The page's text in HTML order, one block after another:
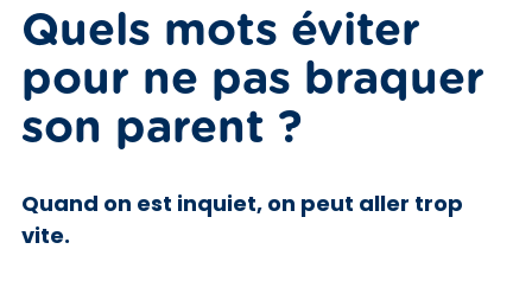
Quels mots éviter
pour ne pas braquer
son parent ?
Quand on est inquiet, on peut aller trop
vite.